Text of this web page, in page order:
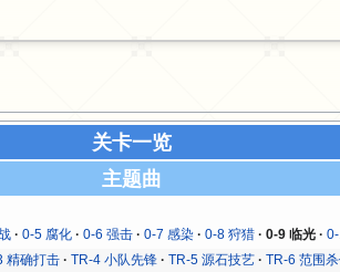
关卡一览
主题曲
0-5 腐化 0-6 强击 0-7 感染 0-8 狩猎 0-9 临光
精确打击 TR-4 小队先锋 TR-5 源石技艺 TR-6 范围